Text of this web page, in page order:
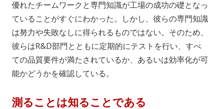
優れたチームワークと専門知識が工場の成功の礎となっ
ていることがすぐにわかった。しかし、彼らの専門知識
は努力や失敗なしに得られるものではない。そのため、
彼らはR&D部門とともに定期的にテストを行い、すべ
ての品質要件が満たされているか、あるいは効率化が可
能かどうかを確認している。
測ることは知ることである